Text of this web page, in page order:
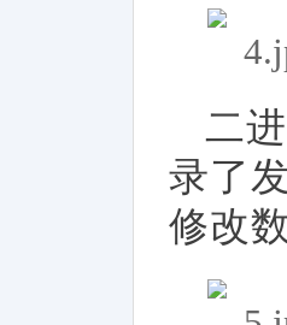
二
录了
修改